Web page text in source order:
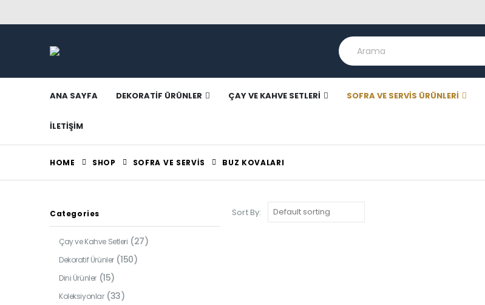
ANA SAYFA DEKORATIF ÜRÜNLER ÇAY VE KAHVE SETLERI SOFRA VE SERVIS ÜRÜNLERI
İLETIŞIM
HOME SHOP SOFRA VE SERVIS BUZ KOVALARI
Sort By:
Categories
Çay ve Kahve Setleri (27)
Dekoratif Ürünler (150)
Dini Ürünler (15)
Koleksiyonlar (33)